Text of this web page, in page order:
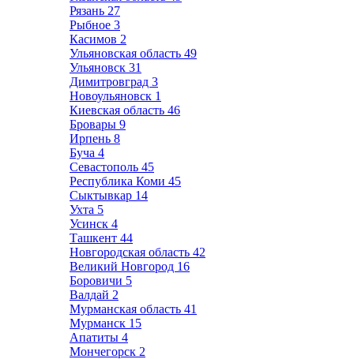
Рязань 27
Рыбное 3
Касимов 2
Ульяновская область 49
Ульяновск 31
Димитровград 3
Новоульяновск 1
Киевская область 46
Бровары 9
Ирпень 8
Буча 4
Севастополь 45
Республика Коми 45
Сыктывкар 14
Ухта 5
Усинск 4
Ташкент 44
Новгородская область 42
Великий Новгород 16
Боровичи 5
Валдай 2
Мурманская область 41
Мурманск 15
Апатиты 4
Мончегорск 2